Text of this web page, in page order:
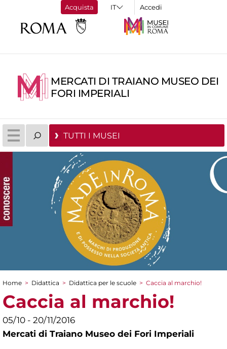
Acquista Accedi
MERCATI DI TRAIANO MUSEO DEI
FORI IMPERIALI
TUTTI I MUSEI
Tu sei qui
Home > Didattica > Didattica per le scuole > Caccia al marchio!
Caccia al marchio!
05/10 - 20/11/2016
Mercati di Traiano Museo dei Fori Imperiali